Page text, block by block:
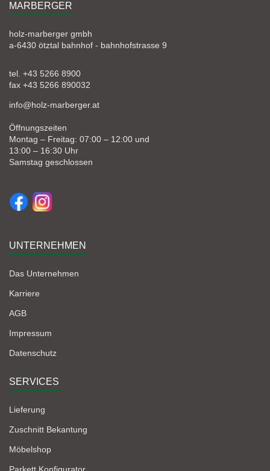
MARBERGER
holz-marberger gmbh
a-6430 ötztal bahnhof - bahnhofstrasse 9
tel. +43 5266 8900
fax +43 5266 890032
info@holz-marberger.at
Öffnungszeiten
Montag – Freitag: 07:00 – 12:00 und
13:00 – 16:30 Uhr
Samstag geschlossen
UNTERNEHMEN
Das Unternehmen
Karriere
AGB
Impressum
Datenschutz
SERVICES
Lieferung
Zuschnitt Bekantung
Möbelshop